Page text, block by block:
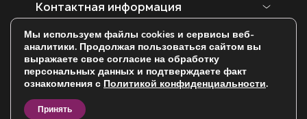
Развлечения
Новости и акции
Вакансии
Паркинг
Схема ТРК
Контакты
Контактная информация
Оренбург,
ул. Новая, д. 4
(3532) 44-88-00
Политика конфиденциальности
Разработка:
Мы используем файлы cookies и сервисы веб-
аналитики. Продолжая пользоваться сайтом вы
выражаете свое согласие на обработку
персональных данных и подтверждаете факт
ознакомления с Политикой конфиденциальности.
Принять